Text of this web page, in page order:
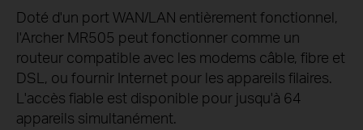
Doté d'un port WAN/LAN entièrement fonctionnel,
l'Archer MR505 peut fonctionner comme un
routeur compatible avec les modems câble, fibre et
DSL, ou fournir Internet pour les appareils filaires.
L'accès fiable est disponible pour jusqu'à 64
appareils simultanément.